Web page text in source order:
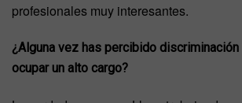
profesionales muy interesantes.
¿Alguna vez has percibido
ocupar un alto cargo?